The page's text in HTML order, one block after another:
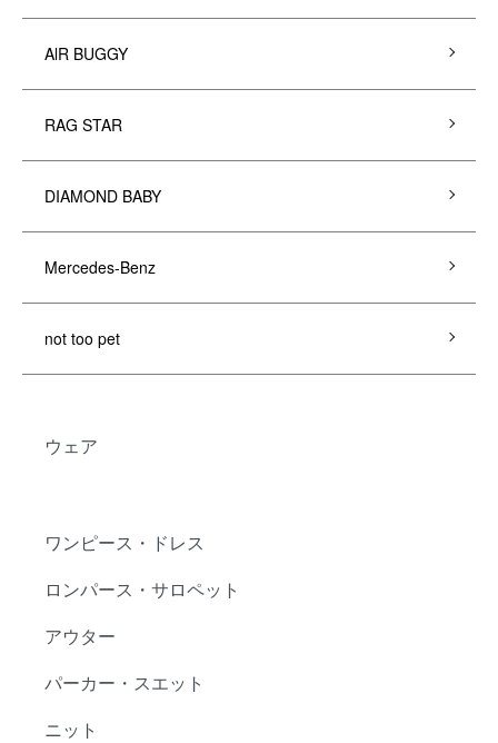
AlR BUGGY
RAG STAR
DIAMOND BABY
Mercedes-Benz
not too pet
ウェア
ワンピース・ドレス
ロンパース・サロペット
アウター
パーカー・スエット
ニット